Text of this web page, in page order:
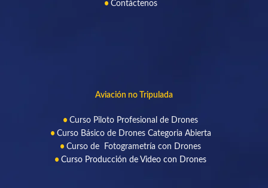
Contáctenos
Aviación no Tripulada
Curso Piloto Profesional de Drones
Curso Básico de Drones Categoria Abierta
Curso de Fotogrametría con Drones
Curso Producción de Video con Drones